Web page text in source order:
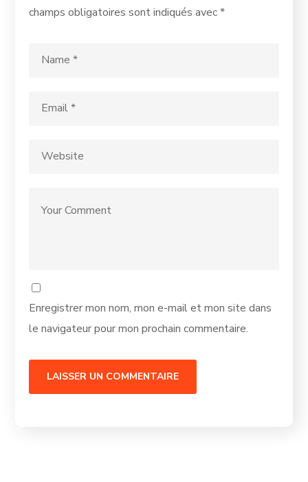
champs obligatoires sont indiqués avec*
Enregistrer mon nom, mon e-mail et mon site dans
le navigateur pour mon prochain commentaire.